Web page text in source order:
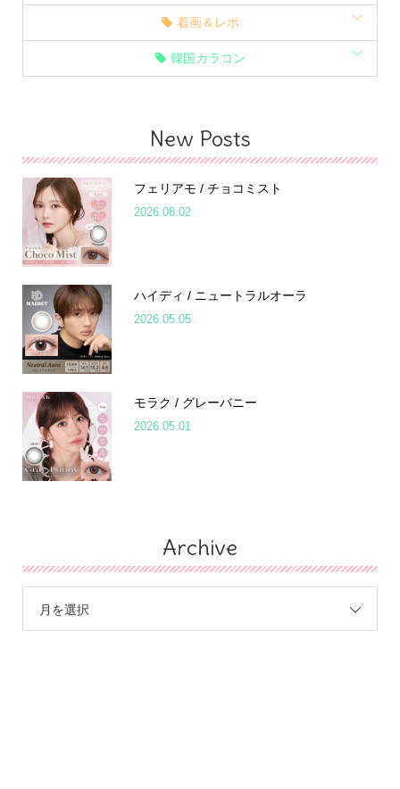
着画＆レポ
韓国カラコン
New Posts
フェリアモ / チョコミスト
2026.08.02
ハイディ / ニュートラルオーラ
2026.05.05
モラク / グレーバニー
2026.05.01
Archive
月を選択